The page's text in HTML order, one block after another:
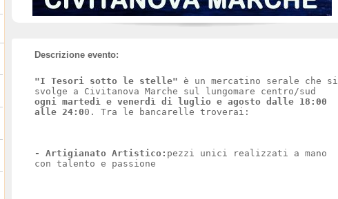
Descrizione evento:
"I Tesori sotto le stelle" è un mercatino serale che si
svolge a Civitanova Marche sul lungomare centro/sud
ogni martedì e venerdì di luglio e agosto dalle 18:00
alle 24:00. Tra le bancarelle troverai:
- Artigianato Artistico: pezzi unici realizzati a mano
con talento e passione